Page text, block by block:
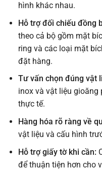
hình khác nhau.
Hỗ trợ đối chiếu đồng
theo cả bộ gồm mặt
ring và các loại mặt
đặt hàng.
Tư vấn chọn đúng vật
inox và vật liệu
thực tế.
Hàng hóa rõ ràng về
vật liệu và cấu hình
Hỗ trợ giấy tờ khi cần:
để thuận tiện hơn cho